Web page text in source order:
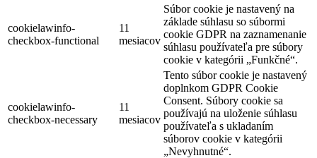
cookielawinfo-
checkbox-functional
11
mesiacov
Súbor cookie je nastavený na
základe súhlasu so súbormi
cookie GDPR na zaznamenanie
súhlasu používateľa pre súbory
cookie v kategórii „Funkčné“.
cookielawinfo-
checkbox-necessary
11
mesiacov
Tento súbor cookie je nastavený
doplnkom GDPR Cookie
Consent. Súbory cookie sa
používajú na uloženie súhlasu
používateľa s ukladaním
súborov cookie v kategórii
„Nevyhnutné“.